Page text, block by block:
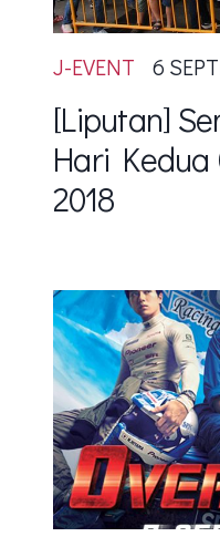
J-EVENT 6
[Liputan]
Hari Kedua
2018